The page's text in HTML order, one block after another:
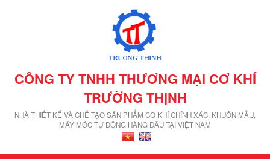
CÔNG TY TNHH THƯƠNG MẠI CƠ KHÍ
TRƯỜNG THỊNH
NHÀ THIẾT KẾ VÀ CHẾ TẠO SẢN PHẨM CƠ KHÍ CHÍNH XÁC, KHUÔN MẪU,
MÁY MÓC TỰ ĐỘNG HÀNG ĐẦU TẠI VIỆT NAM